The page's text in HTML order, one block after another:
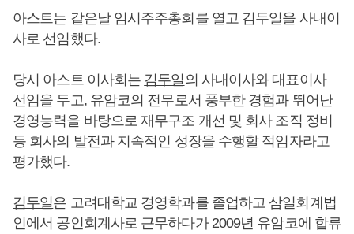
아스트는 같은날 임시주주총회를 열고 김두일을 사내이
사로 선임했다.
당시 아스트 이사회는 김두일 의 사내이사와 대표이사
선임을 두고, 유암코의 전무로서 풍부한 경험과 뛰어난
경영능력을 바탕으로 재무구조 개선 및 회사 조직 정비
등 회사의 발전과 지속적인 성장을 수행할 적임자라고
평가했다.
김두일은 고려대학교 경영학과를 졸업하고 삼일회계법
인에서 공인회계사로 근무하다가 2009년 유암코에 합류